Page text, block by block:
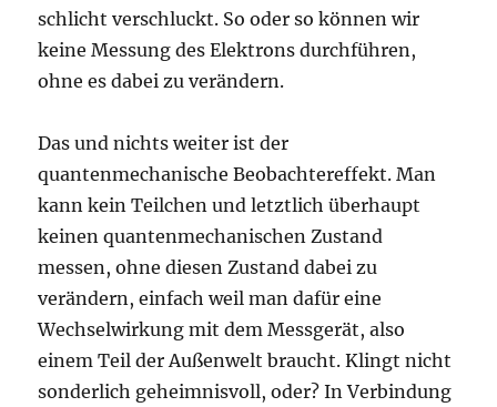
schlicht verschluckt. So oder so können wir
keine Messung des Elektrons durchführen,
ohne es dabei zu verändern.
Das und nichts weiter ist der
quantenmechanische Beobachtereffekt. Man
kann kein Teilchen und letztlich überhaupt
keinen quantenmechanischen Zustand
messen, ohne diesen Zustand dabei zu
verändern, einfach weil man dafür eine
Wechselwirkung mit dem Messgerät, also
einem Teil der Außenwelt braucht. Klingt nicht
sonderlich geheimnisvoll, oder? In Verbindung